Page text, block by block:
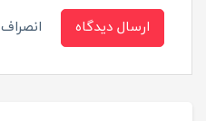
ارسال دیدگاه انصراف